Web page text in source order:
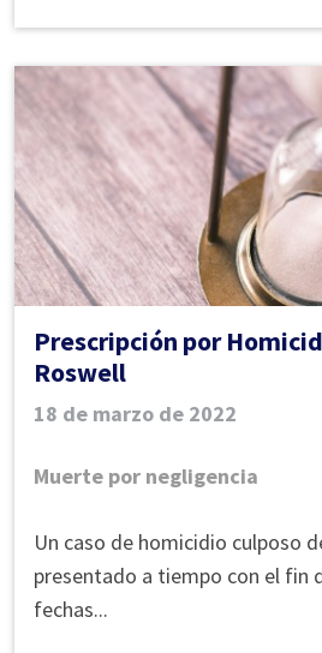
culposo
en
Georgia?
Prescripción por
Roswell
18 de marzo de 2022
Muerte por negligencia
Prescripción
por
Homicidio
Un caso de homicidio culposo
presentado a tiempo con el fin
fechas...